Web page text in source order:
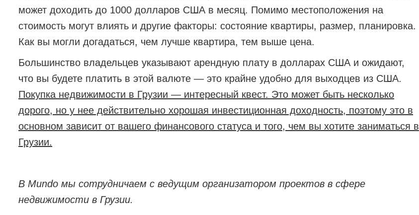
может доходить до 1000 долларов США в месяц. Помимо местоположения на
стоимость могут влиять и другие факторы: состояние квартиры, размер, планировка.
Как вы могли догадаться, чем лучше квартира, тем выше цена.
Большинство владельцев указывают арендную плату в долларах США и ожидают,
что вы будете платить в этой валюте — это крайне удобно для выходцев из США.
Покупка недвижимости в Грузии — интересный квест. Это может быть несколько
дорого, но у нее действительно хорошая инвестиционная доходность, поэтому это в
основном зависит от вашего финансового статуса и того, чем вы хотите заниматься в
Грузии.
В Mundo мы сотрудничаем с ведущим организатором проектов в сфере
недвижимости в Грузии.